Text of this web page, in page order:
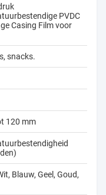
PVDC
Casing Film voor
snacks.
120 mm
Blauw, Geel, Goud,